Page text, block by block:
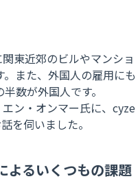
東近郊のビルやマンショ
また、外国人の雇用にも
数が外国人です。
ン・オンマー氏に、cyze
を伺いました。
よるいくつもの課題